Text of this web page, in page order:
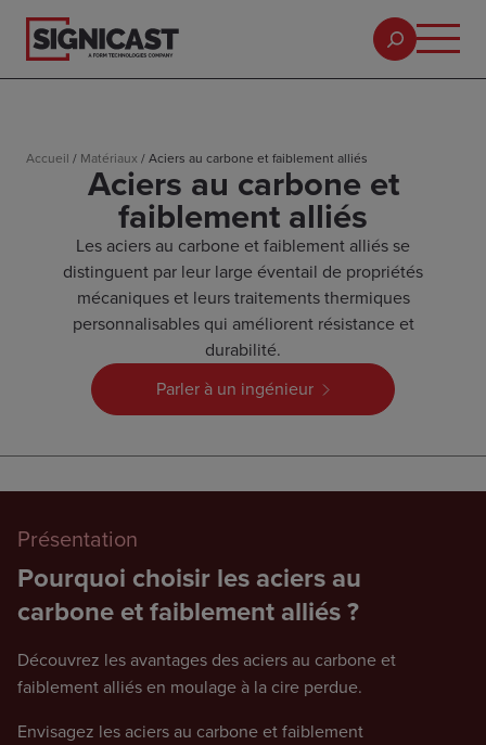
Accueil / Matériaux /Aciers au carbone et faiblement alliés
Aciers au carbone et
faiblement alliés
Les aciers au carbone et faiblement alliés se
distinguent par leur large éventail de propriétés
mécaniques et leurs traitements thermiques
personnalisables qui améliorent résistance et
durabilité.
Parler à un ingénieur
Présentation
Pourquoi choisir les aciers au
carbone et faiblement alliés ?
Découvrez les avantages des aciers au carbone et
faiblement alliés en moulage à la cire perdue.
Envisagez les aciers au carbone et faiblement